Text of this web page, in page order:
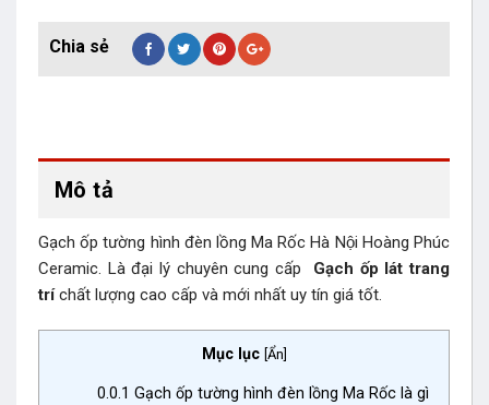
Mô tả
Gạch ốp tường hình đèn lồng Ma Rốc Hà Nội Hoàng Phúc
Ceramic. Là đại lý chuyên cung cấp Gạch ốp lát trang
tríchất lượng cao cấp và mới nhất uy tín giá tốt.
Mục lục [Ẩn]
0.0.1 Gạch ốp tường hình đèn lồng Ma Rốc là gì